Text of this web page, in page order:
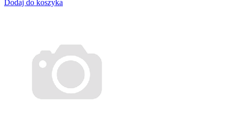
Dodaj do koszyka